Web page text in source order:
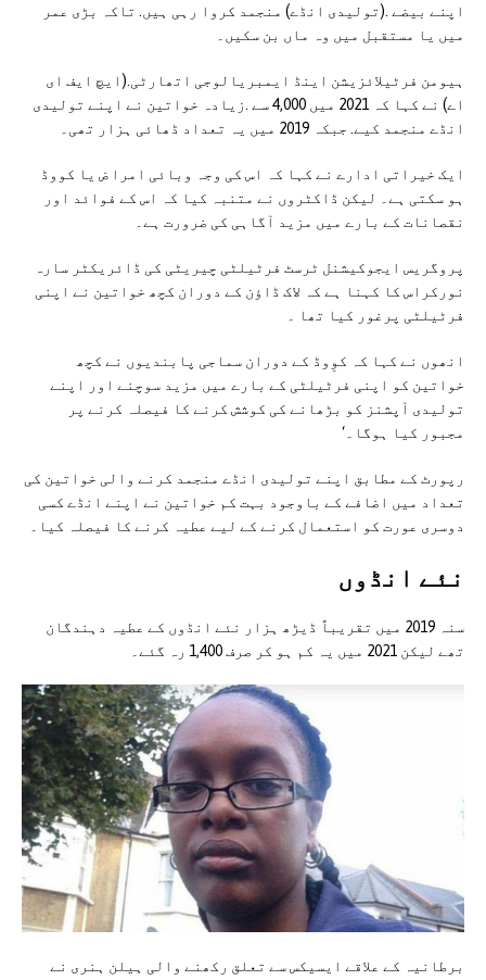
اپنے بیضے .(تولیدی انڈے) منجمد کروا رہی ہیں. تاکہ بڑی عمر
میں یا مستقبل میں وہ ماں بن سکیں۔
ہیومن فرٹیلائزیشن اینڈ ایمبریالوجی اتھارٹی.(ایچ ایف ای
اے) نے کہا کہ 2021 میں 4,000 سے .زیادہ خواتین نے اپنے تولیدی
انڈے منجمد کیے. جبکہ 2019 میں یہ تعداد ڈھائی ہزار تھی۔
ایک خیراتی ادارے نے کہا کہ اس کی وجہ وبائی امرا ض یا کووڈ
ہو سکتی ہے۔ لیکن ڈاکٹروں نے متنبہ کیا کہ اس کے فوائد اور
نقصانات کے بارے میں مزید آگاہی کی ضرورت ہے۔
پروگریس ایجوکیشنل ٹرسٹ فرٹیلٹی چیریٹی کی ڈائریکٹر سارہ
نورکراس کا کہنا ہے کہ لاک ڈاؤن کے دوران کچھ خواتین نے اپنی
فرٹیلٹی پرغور کیا تھا ۔
انھوں نے کہا کہ کوِوڈ کے دوران سماجی پابندیوں نے کچھ
خواتین کو اپنی فرٹیلٹی کے بارے میں مزید سوچنے اور اپنے
تولیدی آپشنز کو بڑھانے کی کوشش کرنے کا فیصلہ کرنے پر
مجبور کیا ہوگا۔‘
رپورٹ کے مطابق اپنے تولیدی انڈے منجمد کرنے والی خواتین کی
تعداد میں اضافے کے باوجود بہت کم خواتین نے اپنے انڈے کسی
دوسری عورت کو استعمال کرنے کے لیے عطیہ کرنے کا فیصلہ کیا۔
نئے انڈوں
سنہ 2019 میں تقریباً ڈیڑھ ہزار نئے انڈوں کے عطیہ دہندگان
تھے لیکن 2021 میں یہ کم ہو کر صرف 1,400 رہ گئے۔
برطانیہ کے علاقے ایسیکس سے تعلق رکھنے والی ہیلن ہنری نے